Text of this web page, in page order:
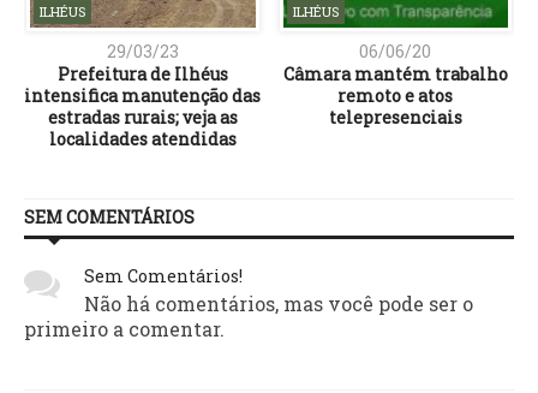
ILHÉUS
29/03/23
Prefeitura de Ilhéus
intensifica manutenção das
estradas rurais; veja as
localidades atendidas
ILHÉUS
06/06/20
Câmara mantém trabalho
remoto e atos
telepresenciais
SEM COMENTÁRIOS
Sem Comentários!
Não há comentários, mas você pode ser o
primeiro a comentar.